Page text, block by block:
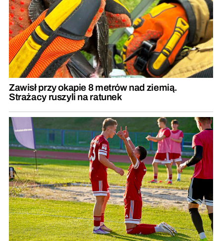
Zawisł przy okapie 8 metrów nad ziemią.
Strażacy ruszyli na ratunek